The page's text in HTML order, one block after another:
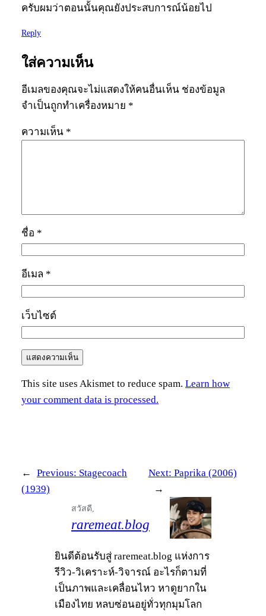
ครับผมว่าตอนนั้นคุณยังประสบการณ์น้อยไป
Reply
ใส่ความเห็น
อีเมลของคุณจะไม่แสดงให้คนอื่นเห็น ช่องข้อมูล
จำเป็นถูกทำเครื่องหมาย *
ความเห็น *
ชื่อ *
อีเมล *
เว็บไซต์
This site uses Akismet to reduce spam. Learn how
your comment data is processed.
← Previous: Stagecoach
(1939)
Next: Paprika (2006)
→
สวัสดี,
raremeat.blog
ยินดีต้อนรับสู่ raremeat.blog แห่งการ
รีวิว-วิเคราะห์-วิจารณ์ อะไรก็ตามที่
เป็นภาพและเคลื่อนไหว หาดูยากใน
เมืองไทย หลบซ่อนอยู่ทั่วทุกมุมโลก